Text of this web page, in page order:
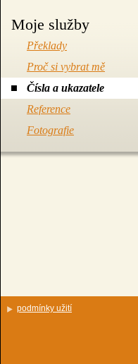
Moje služby
Překlady
Proč si vybrat mě
Čísla a ukazatele
Reference
Fotografie
podmínky užití